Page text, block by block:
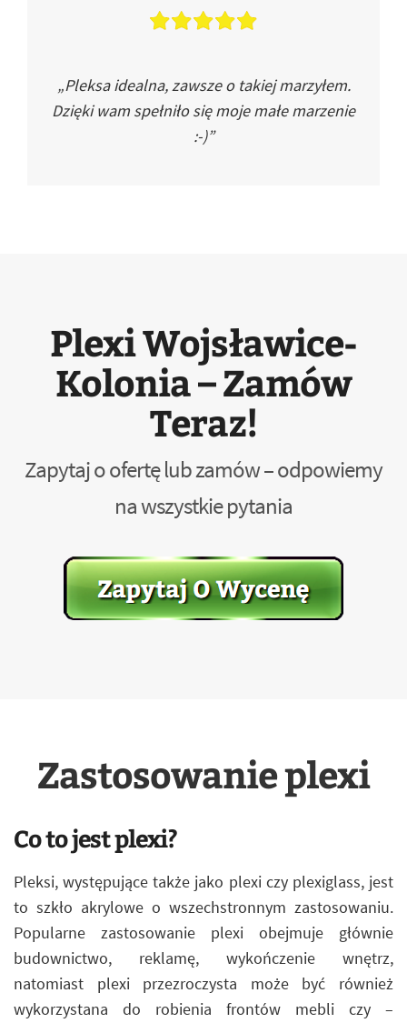
„Pleksa idealna, zawsze o takiej marzyłem.
Dzięki wam spełniło się moje małe marzenie
:-)”
Plexi Wojsławice-
Kolonia – Zamów
Teraz!
Zapytaj o ofertę lub zamów – odpowiemy
na wszystkie pytania
Zastosowanie plexi
Co to jest plexi?
Pleksi, występujące także jako plexi czy plexiglass, jest
to szkło akrylowe o wszechstronnym zastosowaniu.
Popularne zastosowanie plexi obejmuje głównie
budownictwo, reklamę, wykończenie wnętrz,
natomiast plexi przezroczysta może być również
wykorzystana do robienia frontów mebli czy –